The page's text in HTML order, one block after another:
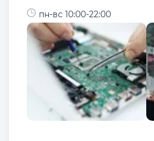
пн-вс 10:00-22:00